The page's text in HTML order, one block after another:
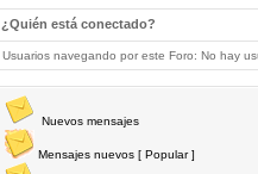
¿Quién está conectado?
Usuarios navegando por este Foro: No hay
Nuevos mensajes
Mensajes nuevos [ Popular ]